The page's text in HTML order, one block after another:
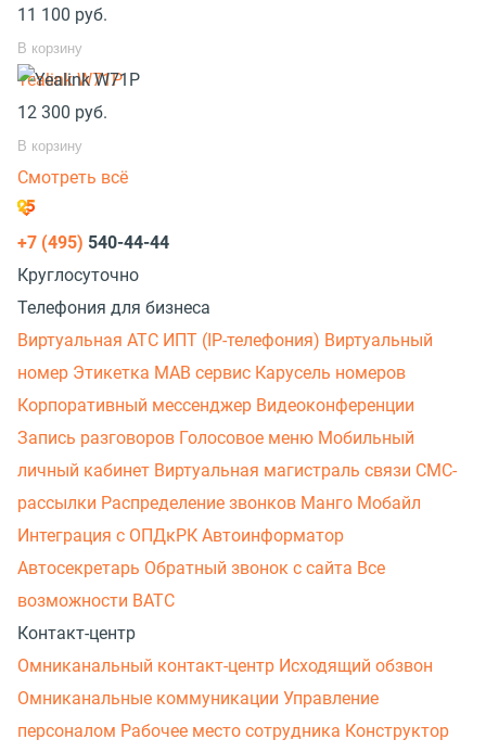
11 100 руб.
В корзину
Yealink W71P
12 300 руб.
В корзину
Смотреть всё
+7 (495) 540-44-44
Круглосуточно
Телефония для бизнеса
Виртуальная АТС ИПТ (IP-телефония) Виртуальный
номер Этикетка МАВ сервис Карусель номеров
Корпоративный мессенджер Видеоконференции
Запись разговоров Голосовое меню Мобильный
личный кабинет Виртуальная магистраль связи СМС-
рассылки Распределение звонков Манго Мобайл
Интеграция с ОПДкРК Автоинформатор
Автосекретарь Обратный звонок с сайта Все
возможности ВАТС
Контакт-центр
Омниканальный контакт-центр Исходящий обзвон
Омниканальные коммуникации Управление
персоналом Рабочее место сотрудника Конструктор